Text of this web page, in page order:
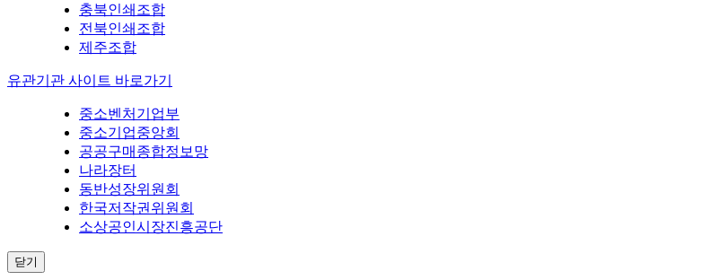
충북인쇄조합
전북인쇄조합
제주조합
유관기관 사이트 바로가기
중소벤처기업부
중소기업중앙회
공공구매종합정보망
나라장터
동반성장위원회
한국저작권위원회
소상공인시장진흥공단
닫기